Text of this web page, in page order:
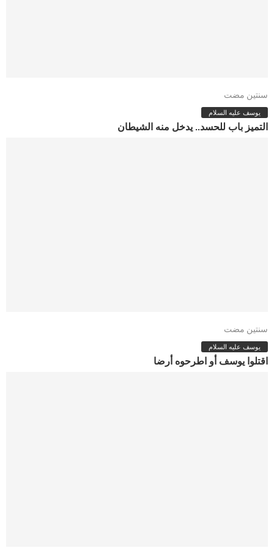
سنتين مضت
يوسف عليه السلام
التميز باب للحسد.. يدخل منه الشيطان
سنتين مضت
يوسف عليه السلام
اقتلوا يوسف أو اطرحوه أرضا